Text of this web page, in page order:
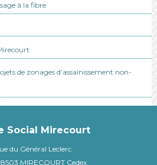
à la fibre
de zonages d’assainissement non-
Social Mirecourt
du Général Leclerc
MIRECOURT Cedex